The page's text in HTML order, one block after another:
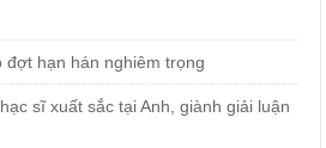
hạn hán nghiêm trọng
sĩ xuất sắc tại Anh, giành giải luận